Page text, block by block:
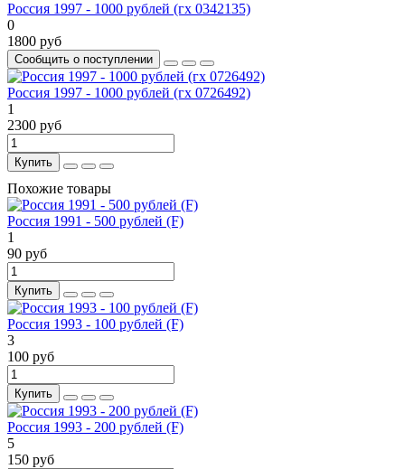
Россия 1997 - 1000 рублей (гх 0342135)
0
1800 руб
Сообщить о поступлении
Россия 1997 - 1000 рублей (гх 0726492)
1
2300 руб
Купить
Похожие товары
Россия 1991 - 500 рублей (F)
1
90 руб
Купить
Россия 1993 - 100 рублей (F)
3
100 руб
Купить
Россия 1993 - 200 рублей (F)
5
150 руб